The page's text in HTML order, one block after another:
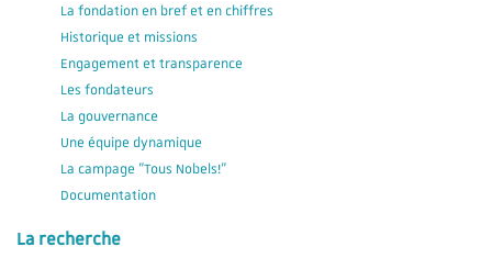
La fondation en bref et en chiffres
Historique et missions
Engagement et transparence
Les fondateurs
La gouvernance
Une équipe dynamique
La campage "Tous Nobels!"
Documentation
La recherche